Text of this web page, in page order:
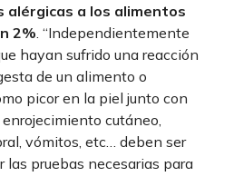
alérgicas a los alimentos
2%. “Independientemente
hayan sufrido una reacción
de un alimento o
picor en la piel junto con
cutáneo,
vómitos, etc… deben ser
las pruebas necesarias para